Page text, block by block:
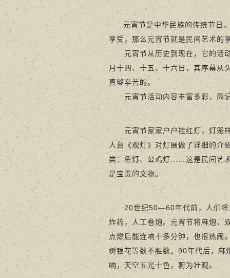
元宵节是中华民族的传统节日
享受，那么元宵节就是民间艺术的
元宵节从历史到现在，它的活动
月十四、十五、十六日，其序幕从
真够辛苦的。
元宵节活动内容丰富多彩，简
元宵节家家户户挂红灯，灯笼样
人台《观灯》对灯展做了详细的
类：鱼灯、公鸡灯……这是民间艺
是宝贵的文物。
20世纪50—60年代前，人们将大
炸药，人工卷炮。元宵节将麻炮、
点燃后能连响十多分钟，也很热闹
树银花等数不胜数。90年代后，麻
响，天空五光十色，蔚为壮观。